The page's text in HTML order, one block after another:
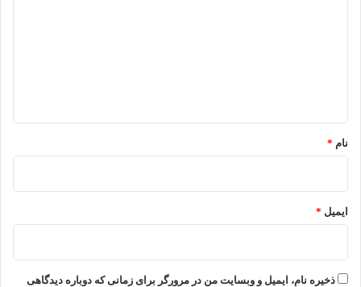
نام *
ایمیل *
ذخیره نام، ایمیل و وبسایت من در مرورگر برای زمانی که دوباره دیدگاهی